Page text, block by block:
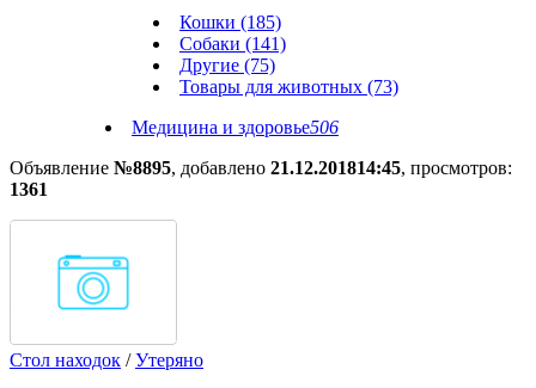
Кошки (185)
Собаки (141)
Другие (75)
Товары для животных (73)
Медицина и здоровье506
Объявление №8895, добавлено 21.12.201814:45, просмотров:
1361
Стол находок /Утеряно